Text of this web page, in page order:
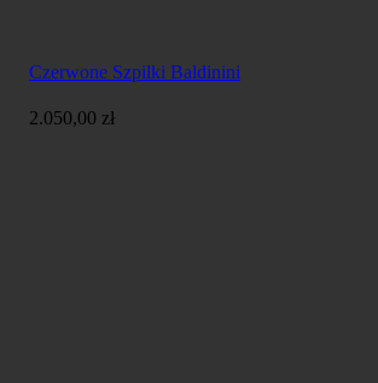
Czerwone Szpilki Baldinini
2.050,00 zł